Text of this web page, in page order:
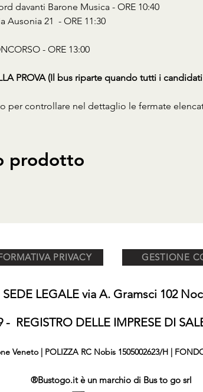
davanti Barone Musica - ORE 10:40
Ausonia 21  - ORE 11:30
- ORE 13:00
PROVA (Il bus riparte quando tutti i
per controllare nel dettaglio le fermate
prodotto
PRIVACY GESTIONE
LEGALE via A. Gramsci 102
- REGISTRO DELLE IMPRESE DI
Veneto | POLIZZA RC Nobis 1505002623/H |
®Bustogo.it è un marchio di Bus to go srl